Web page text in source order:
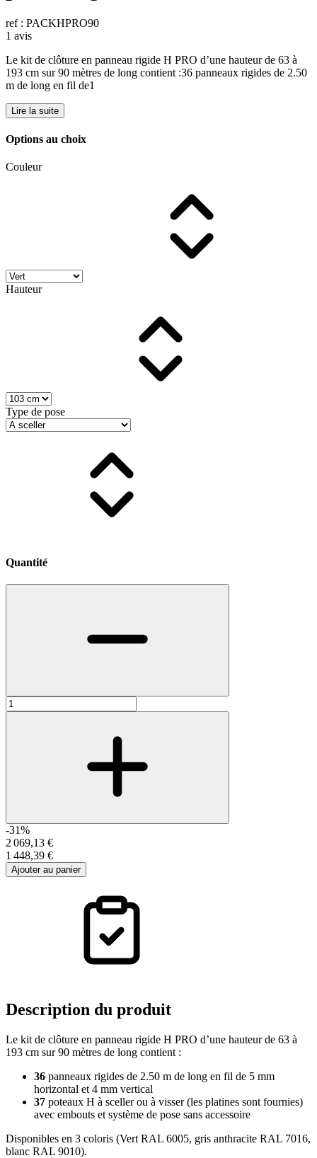
ref : PACKHPRO90
1 avis
Le kit de clôture en panneau rigide H PRO d’une hauteur de 63 à
193 cm sur 90 mètres de long contient :36 panneaux rigides de 2.50
m de long en fil de1
Lire la suite
Options au choix
Couleur
Hauteur
Type de pose
Quantité
-31%
2 069,13 €
1 448,39 €
Ajouter au panier
Description du produit
Le kit de clôture en panneau rigide H PRO d’une hauteur de 63 à
193 cm sur 90 mètres de long contient :
36 panneaux rigides de 2.50 m de long en fil de 5 mm
horizontal et 4 mm vertical
37 poteaux H à sceller ou à visser (les platines sont fournies)
avec embouts et système de pose sans accessoire
Disponibles en 3 coloris (Vert RAL 6005, gris anthracite RAL 7016,
blanc RAL 9010).